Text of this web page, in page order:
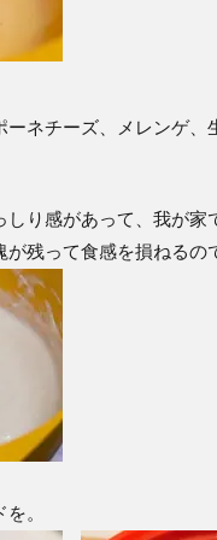
ーネチーズ、メレンゲ
り感があって、我が家
残って食感を損ねるの
。